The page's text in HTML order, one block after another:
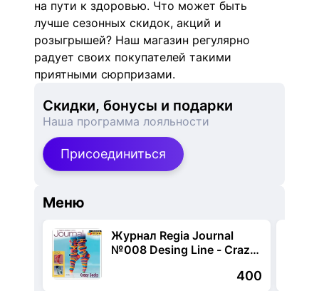
на пути к здоровью. Что может быть
лучше сезонных скидок, акций и
розыгрышей? Наш магазин регулярно
радует своих покупателей такими
приятными сюрпризами.
Скидки, бонусы и подарки
Наша программа лояльности
Присоединиться
Меню
Журнал Regia Journal
№008 Desing Line - Crazy
400